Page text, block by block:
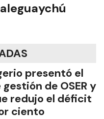
presentó el
de OSER y
redujo el déficit
ciento